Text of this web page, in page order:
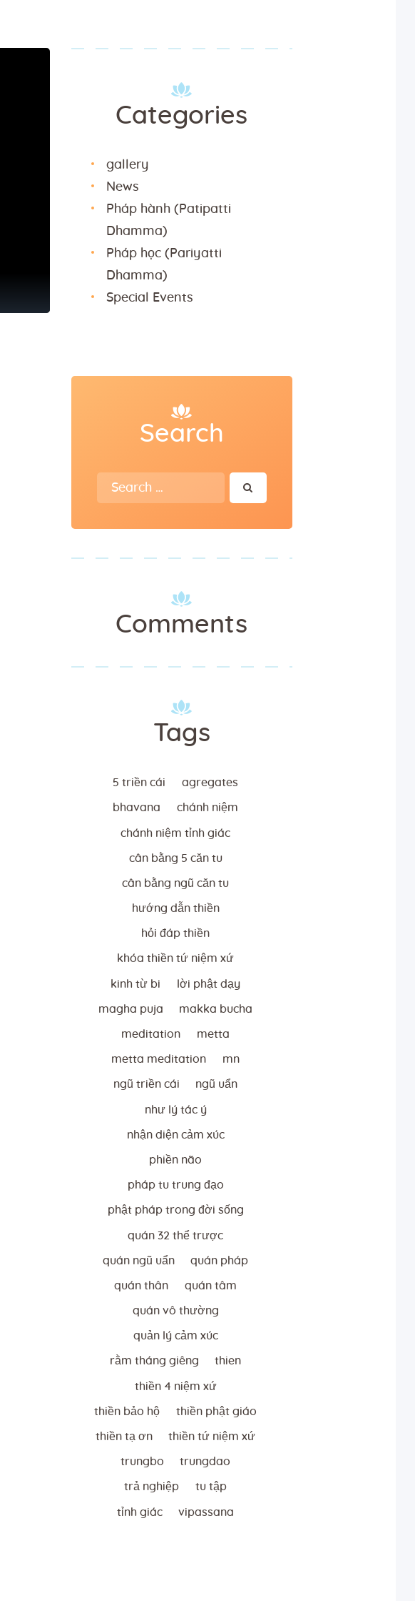
Categories
gallery
News
Pháp hành (Patipatti
Dhamma)
Pháp học (Pariyatti
Dhamma)
Special Events
Search
Search
for:
Comments
Tags
5 triền cái agregates
bhavana chánh niệm
chánh niệm tỉnh giác
cân bằng 5 căn tu
cân bằng ngũ căn tu
hướng dẫn thiền
hỏi đáp thiền
khóa thiền tứ niệm xứ
kinh từ bi lời phật dạy
magha puja makka bucha
meditation metta
metta meditation mn
ngũ triền cái ngũ uẩn
như lý tác ý
nhận diện cảm xúc
phiền não
pháp tu trung đạo
phật pháp trong đời sống
quán 32 thể trược
quán ngũ uẩn quán pháp
quán thân quán tâm
quán vô thường
quản lý cảm xúc
rằm tháng giêng thien
thiền 4 niệm xứ
thiền bảo hộ thiền phật giáo
thiền tạ ơn thiền tứ niệm xứ
trungbo trungdao
trả nghiệp tu tập
tỉnh giác vipassana